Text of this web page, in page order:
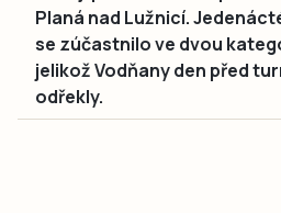
Planá nad Lužnicí.
se zúčastnilo ve dvou
jelikož Vodňany den před
odřekly.